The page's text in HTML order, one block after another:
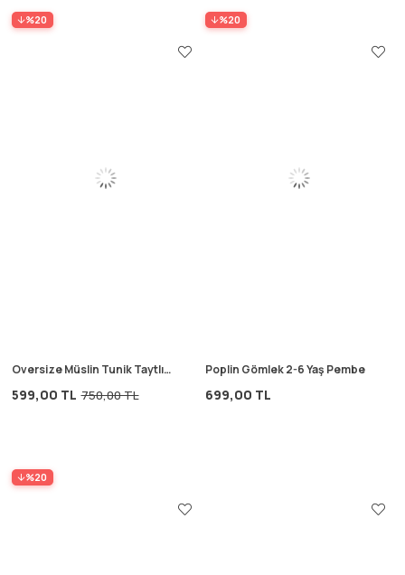
%20 %20
Oversize Müslin Tunik Taytlı
599,00 TL 750,00 TL
%20
Poplin Gömlek 2-6 Yaş Pembe
699,00 TL